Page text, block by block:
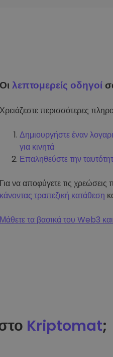
Οιλεπτομερείς οδηγοί
Χρειάζεστε περισσότερες
Δημιουργήστε έναν
για κινητά
Επαληθεύστε την
Για να αποφύγετε τις
κάνοντας τραπεζική κατάθεση
Μάθετε τα βασικά του Web3
Kriptomat;